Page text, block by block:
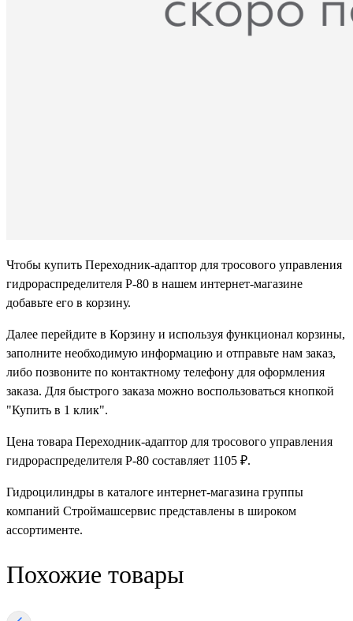
Чтобы купить Переходник-адаптор для тросового управления
гидрораспределителя Р-80 в нашем интернет-магазине
добавьте его в корзину.
Далее перейдите в Корзину и используя функционал корзины,
заполните необходимую информацию и отправьте нам заказ,
либо позвоните по контактному телефону для оформления
заказа. Для быстрого заказа можно воспользоваться кнопкой
"Купить в 1 клик".
Цена товара Переходник-адаптор для тросового управления
гидрораспределителя Р-80 составляет 1105 ₽.
Гидроцилиндры в каталоге интернет-магазина группы
компаний Строймашсервис представлены в широком
ассортименте.
Похожие товары